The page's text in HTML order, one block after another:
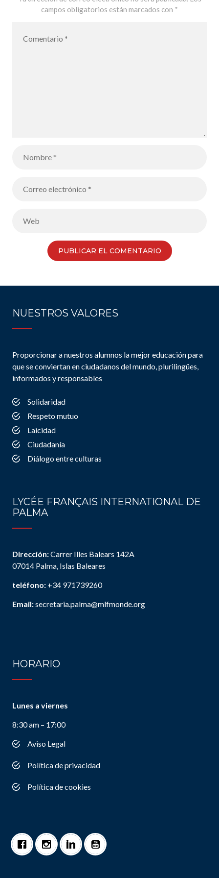
campos obligatorios están marcados con *
NUESTROS VALORES
Proporcionar a nuestros alumnos la mejor educación para
que se conviertan en ciudadanos del mundo, plurilingües,
informados y responsables
Solidaridad
Respeto mutuo
Laicidad
Ciudadanía
Diálogo entre culturas
LYCÉE FRANÇAIS INTERNATIONAL DE
PALMA
Dirección:Carrer Illes Balears 142A
07014 Palma, Islas Baleares
teléfono: +34 971739260
Email:secretaria.palma@mlfmonde.org
HORARIO
Lunes a viernes
8:30 am – 17:00
Aviso Legal
Política de privacidad
Política de cookies